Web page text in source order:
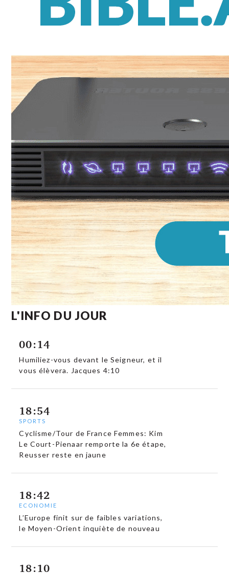
L'INFO DU JOUR
00:14
Humiliez-vous devant le Seigneur, et il
vous élèvera. Jacques 4:10
18:54
SPORTS
Cyclisme/Tour de France Femmes: Kim
Le Court-Pienaar remporte la 6e étape,
Reusser reste en jaune
18:42
ECONOMIE
L’Europe finit sur de faibles variations,
le Moyen-Orient inquiète de nouveau
18:10